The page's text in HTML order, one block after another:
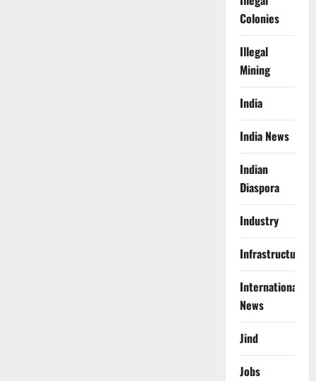
Colonies
Illegal
Mining
India
India News
Indian
Diaspora
Industry
Infrastructure
International
News
Jind
Jobs